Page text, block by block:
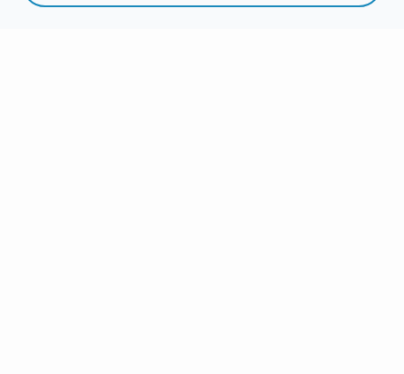
RESUMEN PLAZOS ESPECIALIDADES ENLACES SEGUIR